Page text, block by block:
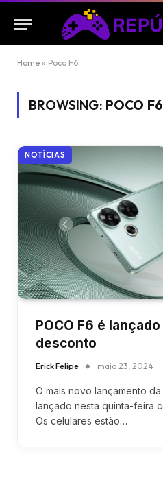
Home » Poco F6
BROWSING: POCO F6
NOTÍCIAS
POCO F6 é
desconto
Erick Felipe maio 23, 2024
O mais novo lançamento
lançado nesta quinta-feira
Os celulares estão…